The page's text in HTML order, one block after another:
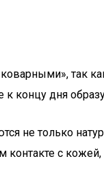
так
концу дня
не только
с